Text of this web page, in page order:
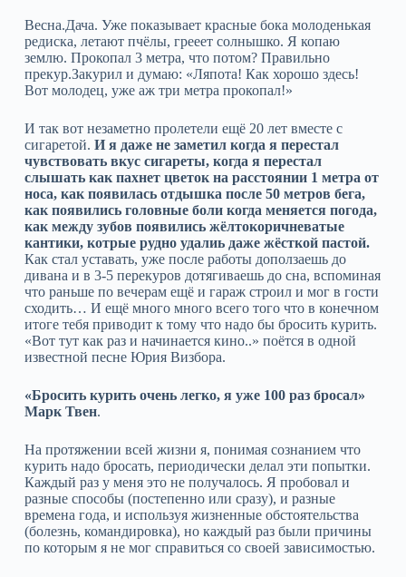
Весна.Дача. Уже показывает красные бока молоденькая
редиска, летают пчёлы, грееет солнышко. Я копаю
землю. Прокопал 3 метра, что потом? Правильно
прекур.Закурил и думаю: «Ляпота! Как хорошо здесь!
Вот молодец, уже аж три метра прокопал!»
И так вот незаметно пролетели ещё 20 лет вместе с
сигаретой. И я даже не заметил когда я перестал
чувствовать вкус сигареты, когда я перестал
слышать как пахнет цветок на расстоянии 1 метра от
носа, как появилась отдышка после 50 метров бега,
как появились головные боли когда меняется погода,
как между зубов появились жёлтокоричневатые
кантики, котрые рудно удалиь даже жёсткой пастой.
Как стал уставать, уже после работы доползаешь до
дивана и в 3-5 перекуров дотягиваешь до сна, вспоминая
что раньше по вечерам ещё и гараж строил и мог в гости
сходить… И ещё много много всего того что в конечном
итоге тебя приводит к тому что надо бы бросить курить.
«Вот тут как раз и начинается кино..» поётся в одной
известной песне Юрия Визбора.
«Бросить курить очень легко, я уже 100 раз бросал»
Марк Твен.
На протяжении всей жизни я, понимая сознанием что
курить надо бросать, периодически делал эти попытки.
Каждый раз у меня это не получалось. Я пробовал и
разные способы (постепенно или сразу), и разные
времена года, и используя жизненные обстоятельства
(болезнь, командировка), но каждый раз были причины
по которым я не мог справиться со своей зависимостью.